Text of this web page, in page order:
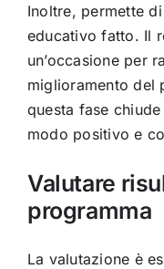
Inoltre, permette
educativo fatto. Il
un’occasione per
miglioramento del
questa fase
modo positivo e
Valutare
programma
La valutazione è